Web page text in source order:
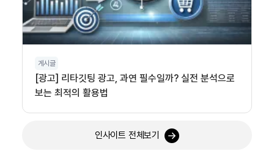
게시글
[광고] 리타깃팅 광고, 과연 필수일까? 실전 분석으로
보는 최적의 활용법
인사이트 전체보기